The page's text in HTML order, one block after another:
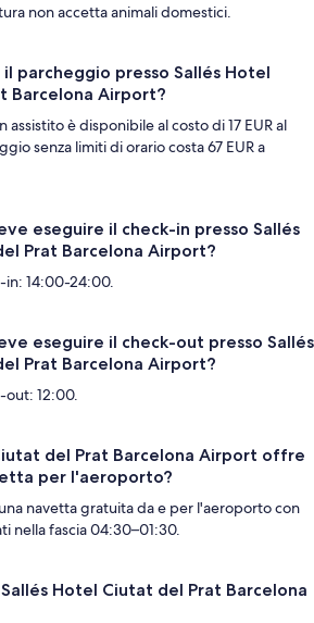
non accetta animali domestici.
parcheggio presso Sallés Hotel
Barcelona Airport?
assistito è disponibile al costo di 17 EUR al
senza limiti di orario costa 67 EUR a
eseguire il check-in presso Sallés
Prat Barcelona Airport?
14:00-24:00.
eseguire il check-out presso Sallés
Prat Barcelona Airport?
12:00.
del Prat Barcelona Airport offre
per l'aeroporto?
navetta gratuita da e per l'aeroporto con
nella fascia 04:30–01:30.
Hotel Ciutat del Prat Barcelona